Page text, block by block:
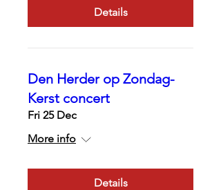
Details
Den Herder op Zondag-
Kerst concert
Fri 25 Dec
More info
Details